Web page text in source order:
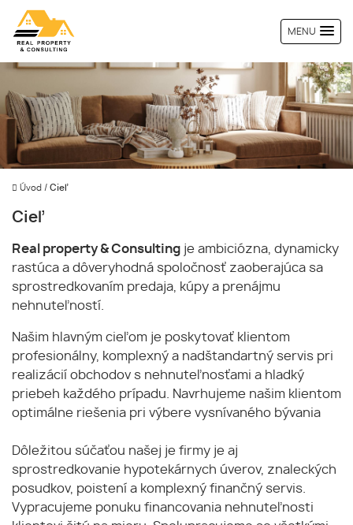
MENU
Úvod / Cieľ
Cieľ
Real property & Consulting je ambiciózna, dynamicky
rastúca a dôveryhodná spoločnosť zaoberajúca sa
sprostredkovaním predaja, kúpy a prenájmu
nehnuteľností.
Našim hlavným cieľom je poskytovať klientom
profesionálny, komplexný a nadštandartný servis pri
realizácií obchodov s nehnuteľnosťami a hladký
priebeh každého prípadu. Navrhujeme našim klientom
optimálne riešenia pri výbere vysnívaného bývania
Dôležitou súčaťou našej je firmy je aj
sprostredkovanie hypotekárnych úverov, znaleckých
posudkov, poistení a komplexný finančný servis.
Vypracujeme ponuku financovania nehnuteľnosti